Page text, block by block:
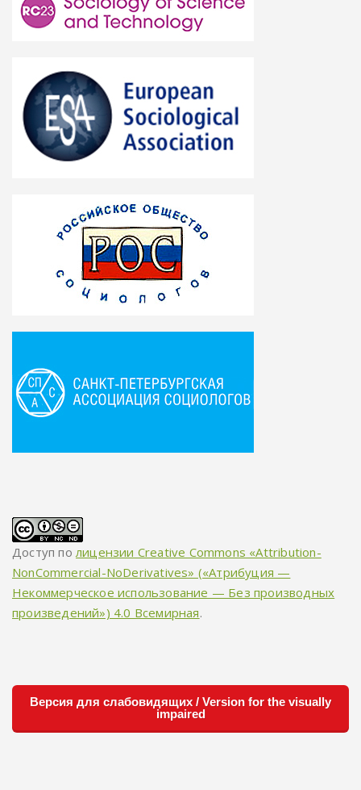
Доступ по лицензии Creative Commons «Attribution-
NonCommercial-NoDerivatives» («Атрибуция —
Некоммерческое использование — Без производных
произведений») 4.0 Всемирная.
Версия для слабовидящих / Version for the visually
impaired